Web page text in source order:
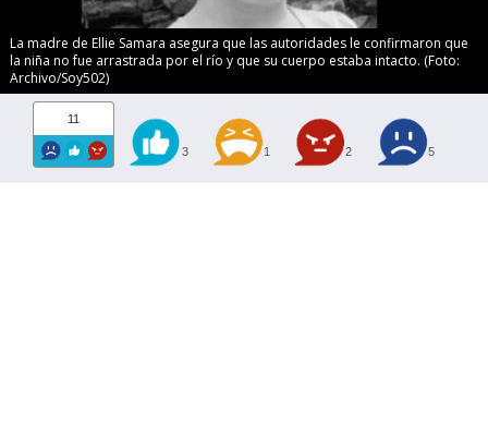
La madre de Ellie Samara asegura que las autoridades le confirmaron que
la niña no fue arrastrada por el río y que su cuerpo estaba intacto. (Foto:
Archivo/Soy502)
11
3 1 2 5